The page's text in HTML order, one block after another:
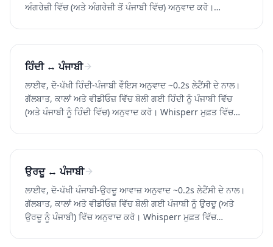
ਅੰਗਰੇਜ਼ੀ ਵਿੱਚ (ਅਤੇ ਅੰਗਰੇਜ਼ੀ ਤੋਂ ਪੰਜਾਬੀ ਵਿੱਚ) ਅਨੁਵਾਦ ਕਰੋ।
ਹਿੰਦੀ ↔ ਪੰਜਾਬੀ
ਲਾਈਵ, ਦੋ-ਪੱਖੀ ਹਿੰਦੀ-ਪੰਜਾਬੀ ਵੌਇਸ ਅਨੁਵਾਦ ~0.2s ਲੇਟੈਂਸੀ ਦੇ ਨਾਲ।
ਗੱਲਬਾਤ, ਕਾਲਾਂ ਅਤੇ ਵੀਡੀਓਜ਼ ਵਿੱਚ ਬੋਲੀ ਗਈ ਹਿੰਦੀ ਨੂੰ ਪੰਜਾਬੀ ਵਿੱਚ
(ਅਤੇ ਪੰਜਾਬੀ ਨੂੰ ਹਿੰਦੀ ਵਿੱਚ) ਅਨੁਵਾਦ ਕਰੋ। Whisperr ਮੁਫ਼ਤ ਵਿੱਚ
ਉਰਦੂ ↔ ਪੰਜਾਬੀ
ਲਾਈਵ, ਦੋ-ਪੱਖੀ ਪੰਜਾਬੀ-ਉਰਦੂ ਆਵਾਜ਼ ਅਨੁਵਾਦ ~0.2s ਲੇਟੈਂਸੀ ਦੇ ਨਾਲ।
ਗੱਲਬਾਤ, ਕਾਲਾਂ ਅਤੇ ਵੀਡੀਓਜ਼ ਵਿੱਚ ਬੋਲੀ ਗਈ ਪੰਜਾਬੀ ਨੂੰ ਉਰਦੂ (ਅਤੇ
ਉਰਦੂ ਨੂੰ ਪੰਜਾਬੀ) ਵਿੱਚ ਅਨੁਵਾਦ ਕਰੋ। Whisperr ਮੁਫ਼ਤ ਵਿੱਚ